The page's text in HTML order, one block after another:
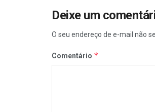
Deixe um
O seu endereço de e-mail não
Comentário *